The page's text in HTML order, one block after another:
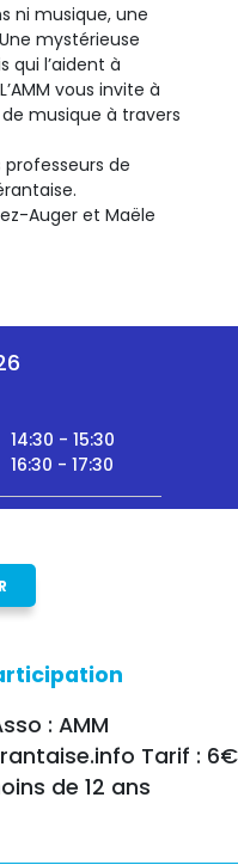
ni musique, une
mystérieuse
qui l’aident à
vous invite à
musique à travers
de
Auger et Maële
14:30 - 15:30
16:30 - 17:30
: AMM
Tarif : 6€
de 12 ans